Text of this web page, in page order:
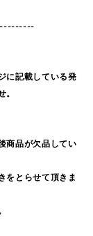
に記載している発
商品が欠品してい
をとらせて頂きま